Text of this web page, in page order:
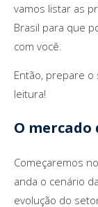
vamos listar as
Brasil para que
com você.
Então, prepare
leitura!
O
Começaremos
anda o cenário
evolução do